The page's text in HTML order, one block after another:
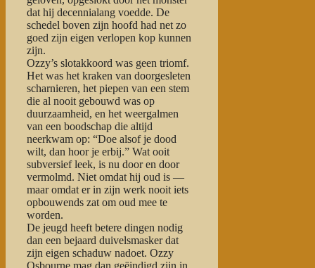
dat hij decennialang voedde. De
schedel boven zijn hoofd had net zo
goed zijn eigen verlopen kop kunnen
zijn.
Ozzy’s slotakkoord was geen triomf.
Het was het kraken van doorgesleten
scharnieren, het piepen van een stem
die al nooit gebouwd was op
duurzaamheid, en het weergalmen
van een boodschap die altijd
neerkwam op: “Doe alsof je dood
wilt, dan hoor je erbij.” Wat ooit
subversief leek, is nu door en door
vermolmd. Niet omdat hij oud is —
maar omdat er in zijn werk nooit iets
opbouwends zat om oud mee te
worden.
De jeugd heeft betere dingen nodig
dan een bejaard duivelsmasker dat
zijn eigen schaduw nadoet. Ozzy